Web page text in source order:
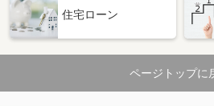
住宅ローン
ページトップに